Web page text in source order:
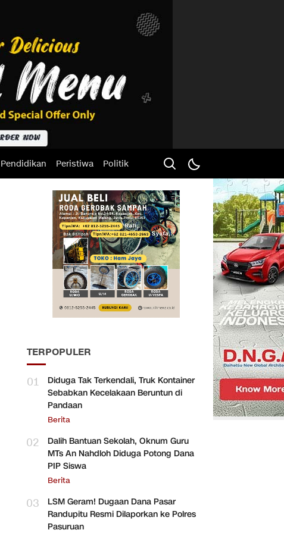
Pendidikan Peristiwa Politik
TERPOPULER
01
Diduga Tak Terkendali, Truk Kontainer
Sebabkan Kecelakaan Beruntun di
Pandaan
Berita
02
Dalih Bantuan Sekolah, Oknum Guru
MTs An Nahdloh Diduga Potong Dana
PIP Siswa
Berita
03
LSM Geram! Dugaan Dana Pasar
Randupitu Resmi Dilaporkan ke Polres
Pasuruan